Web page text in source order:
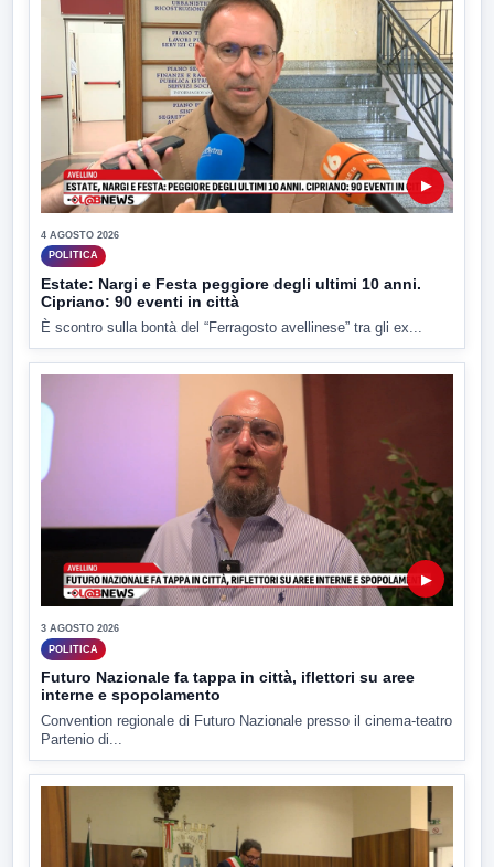
▶
4 AGOSTO 2026
POLITICA
Estate: Nargi e Festa peggiore degli ultimi 10 anni.
Cipriano: 90 eventi in città
È scontro sulla bontà del “Ferragosto avellinese” tra gli ex...
▶
3 AGOSTO 2026
POLITICA
Futuro Nazionale fa tappa in città, iflettori su aree
interne e spopolamento
Convention regionale di Futuro Nazionale presso il cinema-teatro
Partenio di...